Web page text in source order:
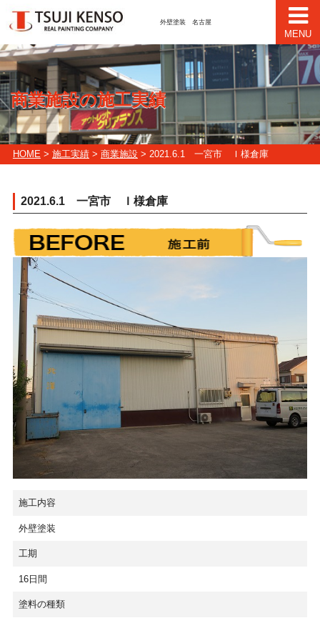
外壁塗装 名古屋
MENU
商業施設の施工実績
HOME> 施工実績> 商業施設> 2021.6.1 一宮市 Ｉ様倉庫
2021.6.1 一宮市 Ｉ様倉庫
施工内容
外壁塗装
工期
16日間
塗料の種類